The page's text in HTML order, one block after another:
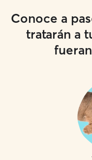
Conoce a
tratarán a